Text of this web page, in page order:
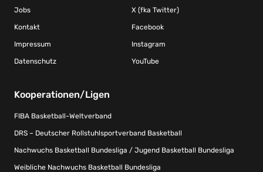
Jobs
Kontakt
Impressum
Datenschutz
X (fka Twitter)
Facebook
Instagram
YouTube
Kooperationen/Ligen
FIBA Basketball-Weltverband
DRS – Deutscher Rollstuhlsportverband Basketball
Nachwuchs Basketball Bundesliga / Jugend Basketball Bundesliga
Weibliche Nachwuchs Basketball Bundesliga